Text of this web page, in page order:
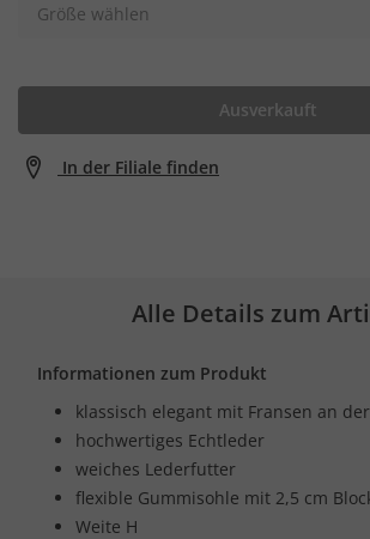
Größe wählen
Ausverkauft
In der Filiale finden
Alle Details zum
Informationen zum Produkt
klassisch elegant mit Fransen an
hochwertiges Echtleder
weiches Lederfutter
flexible Gummisohle mit 2,5 cm
Weite H